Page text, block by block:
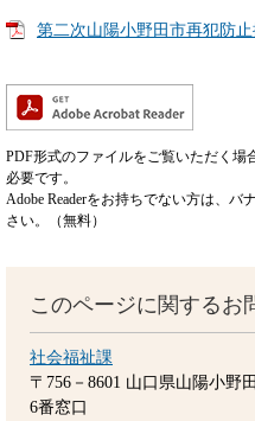
第二次山陽小野田市再犯防
PDF形式のファイルをご覧いただく場
必要です。
Adobe Readerをお持ちでない方は、
さい。（無料）
このページに関するお
社会福祉課
〒756－8601 山口県山陽小野
6番窓口